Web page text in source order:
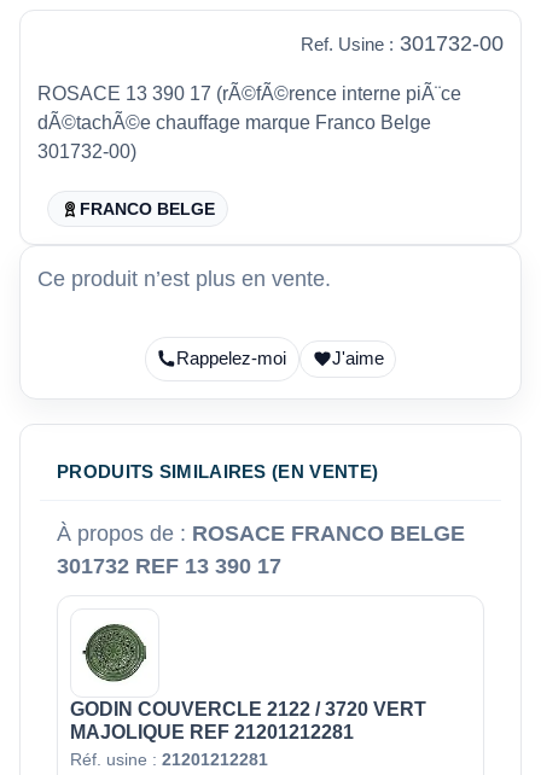
Ref. Usine : 301732-00
ROSACE 13 390 17 (rÃ©fÃ©rence interne piÃ¨ce
dÃ©tachÃ©e chauffage marque Franco Belge
301732-00)
FRANCO BELGE
Ce produit n’est plus en vente.
Rappelez-moi J'aime
PRODUITS SIMILAIRES (EN VENTE)
À propos de : ROSACE FRANCO BELGE
301732 REF 13 390 17
GODIN COUVERCLE 2122 / 3720 VERT
MAJOLIQUE REF 21201212281
Réf. usine : 21201212281